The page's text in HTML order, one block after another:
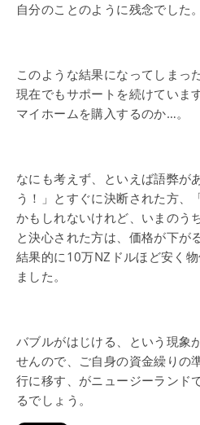
自分のことのように残念でした。
このような結果になってしまっ
現在でもサポートを続けていま
マイホームを購入するのか…。
なにも考えず、といえば語弊が
う！」とすぐに決断された方、
かもしれないけれど、いまのう
と決心された方は、価格が下が
結果的に10万NZドルほど安く
ました。
バブルがはじける、という現象
せんので、ご自身の資金繰りの
行に移す、がニュージーランド
るでしょう。